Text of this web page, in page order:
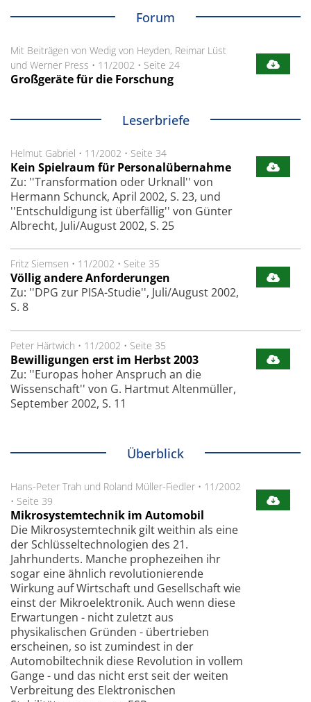
Forum
Mit Beiträgen von Wedig von Heyden, Reimar Lüst
und Werner Press • 11/2002 • Seite 24
Großgeräte für die Forschung
Leserbriefe
Helmut Gabriel • 11/2002 • Seite 34
Kein Spielraum für Personalübernahme
Zu: ''Transformation oder Urknall'' von
Hermann Schunck, April 2002, S. 23, und
''Entschuldigung ist überfällig'' von Günter
Albrecht, Juli/August 2002, S. 25
Fritz Siemsen • 11/2002 • Seite 35
Völlig andere Anforderungen
Zu: ''DPG zur PISA-Studie'', Juli/August 2002,
S. 8
Peter Härtwich • 11/2002 • Seite 35
Bewilligungen erst im Herbst 2003
Zu: ''Europas hoher Anspruch an die
Wissenschaft'' von G. Hartmut Altenmüller,
September 2002, S. 11
Überblick
Hans-Peter Trah und Roland Müller-Fiedler • 11/2002
• Seite 39
Mikrosystemtechnik im Automobil
Die Mikrosystemtechnik gilt weithin als eine
der Schlüsseltechnologien des 21.
Jahrhunderts. Manche prophezeihen ihr
sogar eine ähnlich revolutionierende
Wirkung auf Wirtschaft und Gesellschaft wie
einst der Mikroelektronik. Auch wenn diese
Erwartungen - nicht zuletzt aus
physikalischen Gründen - übertrieben
erscheinen, so ist zumindest in der
Automobiltechnik diese Revolution in vollem
Gange - und das nicht erst seit der weiten
Verbreitung des Elektronischen